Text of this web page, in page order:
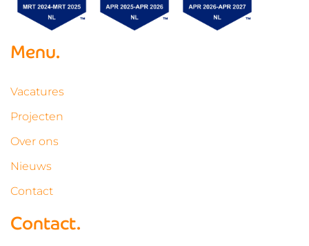
Menu.
Vacatures
Projecten
Over ons
Nieuws
Contact
Contact.